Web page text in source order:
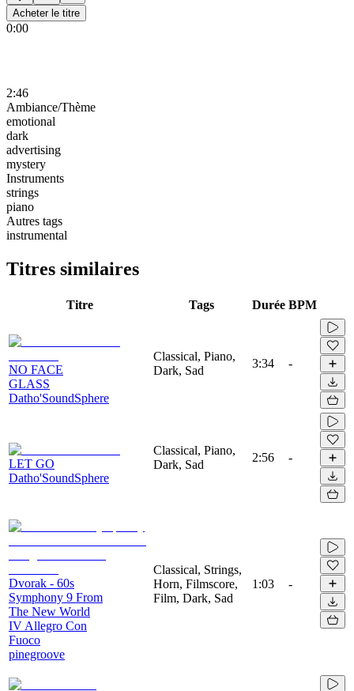
Acheter le titre
0:00
2:46
Ambiance/Thème
emotional
dark
advertising
mystery
Instruments
strings
piano
Autres tags
instrumental
Titres similaires
Titre Tags Durée BPM
NO FACE
GLASS
Datho'SoundSphere
Classical, Piano,
Dark, Sad
3:34 -
LET GO
Datho'SoundSphere
Classical, Piano,
Dark, Sad
2:56 -
Dvorak - 60s
Symphony 9 From
The New World
IV Allegro Con
Fuoco
pinegroove
Classical, Strings,
Horn, Filmscore,
Film, Dark, Sad
1:03 -